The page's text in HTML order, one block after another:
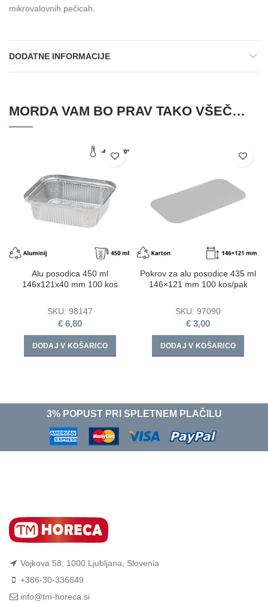
mikrovalovnih pečicah.
DODATNE INFORMACIJE
MORDA VAM BO PRAV TAKO VŠEČ…
Alu posodica 450 ml
146x121x40 mm 100 kos
SKU: 98147
€ 6,80
DODAJ V KOŠARICO
Pokrov za alu posodice 435 ml
146×121 mm 100 kos/pak
SKU: 97090
€ 3,00
DODAJ V KOŠARICO
3% POPUST PRI SPLETNEM PLAČILU
Vojkova 58, 1000 Ljubljana, Slovenia
+386-30-336649
info@tm-horeca.si